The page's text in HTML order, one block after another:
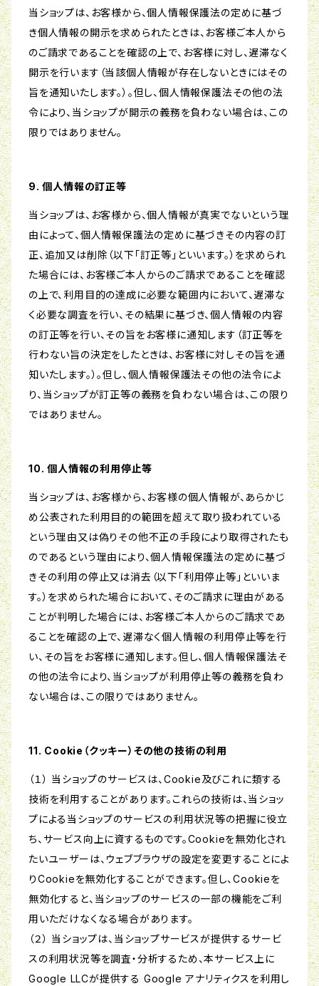
当ショップは、お客様から、個人情報保護法の定めに基づ
き個人情報の開示を求められたときは、お客様ご本人から
のご請求であることを確認の上で、お客様に対し、遅滞なく
開示を行います（当該個人情報が存在しないときにはその
旨を通知いたします。）。但し、個人情報保護法その他の法
令により、当ショップが開示の義務を負わない場合は、この
限りではありません。
9. 個人情報の訂正等
当ショップは、お客様から、個人情報が真実でないという理
由によって、個人情報保護法の定めに基づきその内容の訂
正、追加又は削除（以下「訂正等」といいます。）を求められ
た場合には、お客様ご本人からのご請求であることを確認
の上で、利用目的の達成に必要な範囲内において、遅滞な
く必要な調査を行い、その結果に基づき、個人情報の内容
の訂正等を行い、その旨をお客様に通知します（訂正等を
行わない旨の決定をしたときは、お客様に対しその旨を通
知いたします。）。但し、個人情報保護法その他の法令によ
り、当ショップが訂正等の義務を負わない場合は、この限り
ではありません。
10. 個人情報の利用停止等
当ショップは、お客様から、お客様の個人情報が、あらかじ
め公表された利用目的の範囲を超えて取り扱われている
という理由又は偽りその他不正の手段により取得されたも
のであるという理由により、個人情報保護法の定めに基づ
きその利用の停止又は消去（以下「利用停止等」といいま
す。）を求められた場合において、そのご請求に理由がある
ことが判明した場合には、お客様ご本人からのご請求であ
ることを確認の上で、遅滞なく個人情報の利用停止等を行
い、その旨をお客様に通知します。但し、個人情報保護法そ
の他の法令により、当ショップが利用停止等の義務を負わ
ない場合は、この限りではありません。
11. Cookie（クッキー）その他の技術の利用
（１） 当ショップのサービスは、Cookie及びこれに類する
技術を利用することがあります。これらの技術は、当ショッ
プによる当ショップのサービスの利用状況等の把握に役立
ち、サービス向上に資するものです。Cookieを無効化され
たいユーザーは、ウェブブラウザの設定を変更することによ
りCookieを無効化することができます。但し、Cookieを
無効化すると、当ショップのサービスの一部の機能をご利
用いただけなくなる場合があります。
（２） 当ショップは、当ショップサービスが提供するサービ
スの利用状況等を調査・分析するため、本サービス上に
Google LLCが提供する Google アナリティクスを利用し